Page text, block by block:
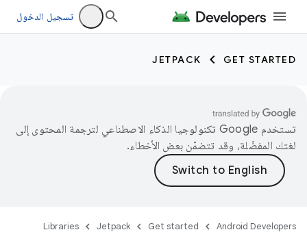
تسجيل الدخول
GET STARTED
JETPACK
تستخدم Google تكنولوجيا الذكاء الاصطناعي لترجمة المحتوى إلى
لغتك المفضّلة، وقد تتضمّن بعض الأخطاء.
Android Developers
Get started
Jetpack
Libraries